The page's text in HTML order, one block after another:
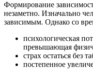
Формирование
незаметно. Изначально
зависимым. Однако со
психологическая
превышающая
страх остаться без
постепенное